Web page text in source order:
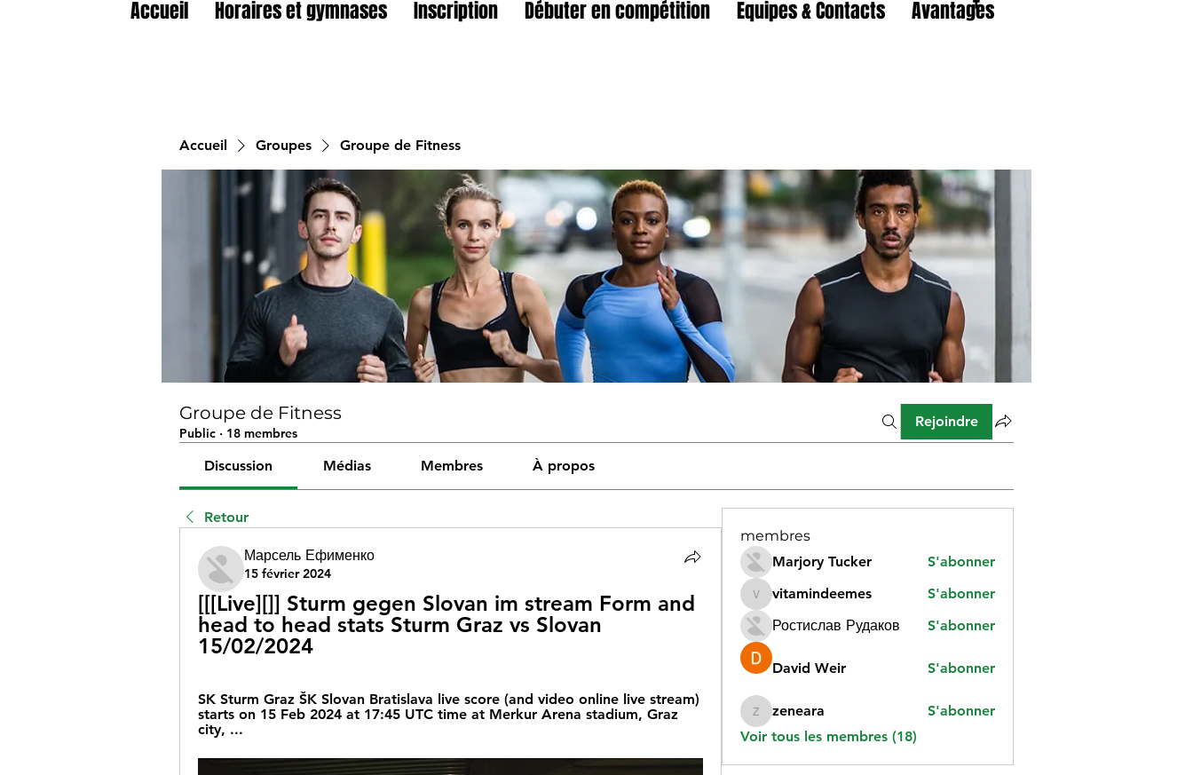
Accueil Horaires et gymnases Inscription Débuter en compétition Equipes & Contacts Avantages
Accueil Groupes Groupe de Fitness
Groupe de Fitness
Public · 18 membres
Rejoindre
Discussion Médias Membres À propos
Retour
Марсель Ефименко
15 février 2024
[[[Live][]] Sturm gegen Slovan im stream Form and
head to head stats Sturm Graz vs Slovan
15/02/2024
SK Sturm Graz ŠK Slovan Bratislava live score (and video online live stream)
starts on 15 Feb 2024 at 17:45 UTC time at Merkur Arena stadium, Graz
city, ...
membres
Marjory Tucker
S'abonner
vitamindeemes
vitamindeemes
S'abonner
Ростислав Рудаков
S'abonner
David Weir S'abonner
zeneara
zeneara
S'abonner
Voir tous les membres (18)